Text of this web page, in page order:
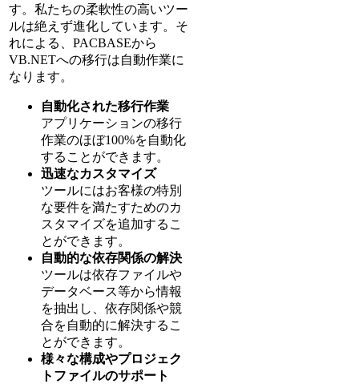
す。私たちの柔軟性の高いツー
ルは絶えず進化しています。そ
れによる、PACBASEから
VB.NETへの移行は自動作業に
なります。
自動化された移行作業
アプリケーションの移行
作業のほぼ100%を自動化
することができます。
迅速なカスタマイズ
ツールにはお客様の特別
な要件を満たすためのカ
スタマイズを追加するこ
とができます。
自動的な依存関係の解決
ツールは依存ファイルや
データベース等から情報
を抽出し、依存関係や競
合を自動的に解決するこ
とができます。
様々な構成やプロジェク
トファイルのサポート